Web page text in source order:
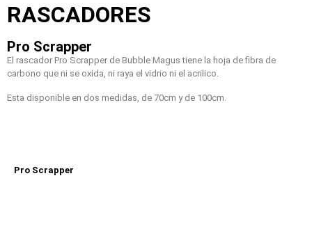
RASCADORES
Pro Scrapper
El rascador Pro Scrapper de Bubble Magus tiene la hoja de fibra de
carbono que ni se oxida, ni raya el vidrio ni el acrilico.
Esta disponible en dos medidas, de 70cm y de 100cm.
Pro Scrapper